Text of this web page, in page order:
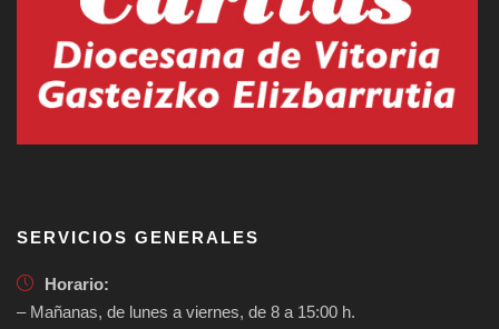
SERVICIOS GENERALES
Horario:
– Mañanas, de lunes a viernes, de 8 a 15:00 h.